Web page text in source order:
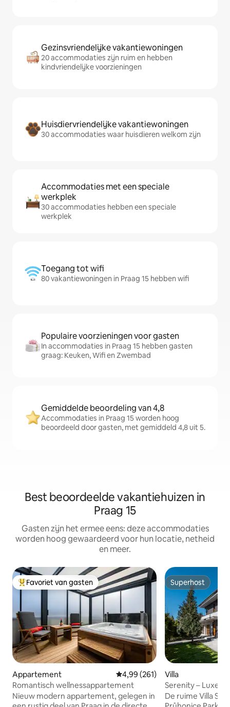
Gezinsvriendelijke vakantiewoningen
20 accommodaties zijn ruim en hebben
kindvriendelijke voorzieningen
Huisdiervriendelijke vakantiewoningen
30 accommodaties waar huisdieren welkom zijn
Accommodaties met een speciale
werkplek
30 accommodaties hebben een speciale
werkplek
Toegang tot wifi
80 vakantiewoningen in Praag 15 hebben wifi
Populaire voorzieningen voor gasten
In accommodaties in Praag 15 hebben gasten
graag: Keuken, Wifi en Zwembad
Gemiddelde beoordeling van 4,8
Accommodaties in Praag 15 worden hoog
beoordeeld door gasten, met gemiddeld 4,8 uit 5.
Best beoordeelde vakantiehuizen in
Praag 15
Gasten zijn het ermee eens: deze accommodaties
worden hoog gewaardeerd voor hun locatie, netheid
en meer.
Topfavoriet van gasten
Favoriet van gasten
Appartement Gemiddelde beoordeling van
4,99 (261)
Romantisch wellnessappartement
Nieuw modern appartement, gelegen in
Superhost
Superhost
Villa
Serenity – Luxe
De ruime Villa